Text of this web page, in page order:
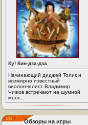
Ку! Кин-дза-дза
Начинающий диджей Толик и
всемирно известный
виолончелист Владимир
Чижов встречают на шумной
моск...
Обзоры на игры